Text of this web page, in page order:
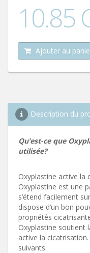
10.85
Ajouter au
Description du
Qu’est-ce que
utilisée?
Oxyplastine active la
Oxyplastine est une
s’étend facilement
dispose d’un bon
propriétés
Oxyplastine soutient
active la
suivants: